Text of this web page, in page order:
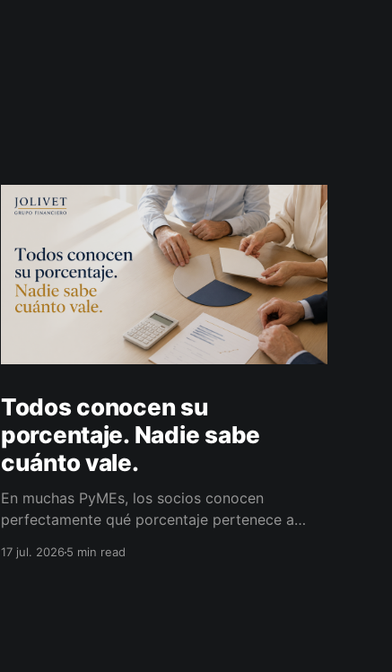
Todos conocen su
porcentaje. Nadie sabe
cuánto vale.
En muchas PyMEs, los socios conocen
perfectamente qué porcentaje pertenece a
quiere retirarse y nadie sabe cuánto vale
17 jul. 20265 min read